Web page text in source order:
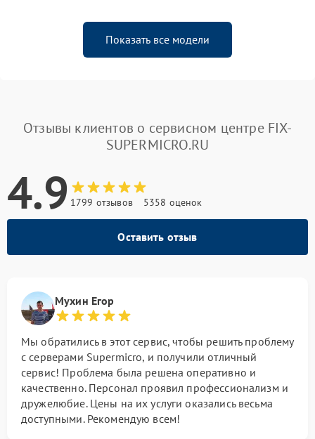
Показать все модели
Отзывы клиентов о сервисном центре FIX-
SUPERMICRO.RU
4.9 1799 отзывов 5358 оценок
Оставить отзыв
Мухин Егор
Мы обратились в этот сервис, чтобы решить проблему
с серверами Supermicro, и получили отличный
сервис! Проблема была решена оперативно и
качественно. Персонал проявил профессионализм и
дружелюбие. Цены на их услуги оказались весьма
доступными. Рекомендую всем!